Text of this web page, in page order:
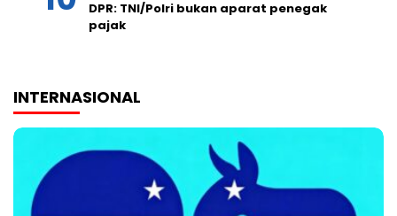
DPR: TNI/Polri bukan aparat penegak
pajak
INTERNASIONAL